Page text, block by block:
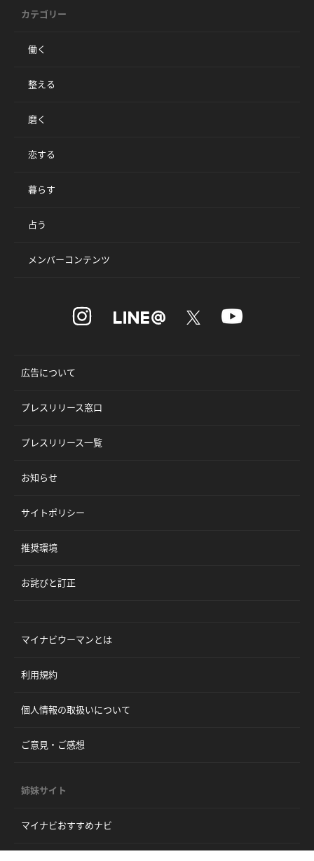
カテゴリー
働く
整える
磨く
恋する
暮らす
占う
メンバーコンテンツ
広告について
プレスリリース窓口
プレスリリース一覧
お知らせ
サイトポリシー
推奨環境
お詫びと訂正
マイナビウーマンとは
利用規約
個人情報の取扱いについて
ご意見・ご感想
姉妹サイト
マイナビおすすめナビ